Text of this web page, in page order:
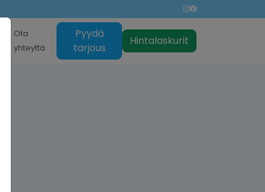
Ota
yhteyttä
Pyydä
tarjous
Hintalaskurit